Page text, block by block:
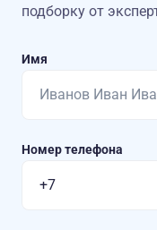
подборку от
Имя
Номер телефона